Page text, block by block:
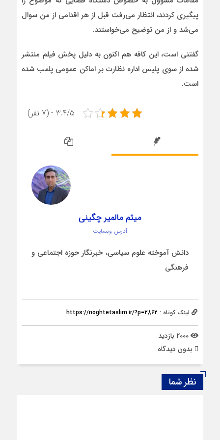
پیگیری کردند، انتظار می‌رفت قبل از هر اقدامی از من سوال
می‌شد و از من توضیح می‌خواستند.
گفتنی است، این کافه هم اکنون به دلیل پخش فیلم منتشر
شده از سوی پلیس اداره نظارت بر اماکن عمومی پلمب شده
است.
3.4/5 - (7 نفر)
میثم مالمیر چگینی
آدرس وبسایت
دانش آموخته علوم سیاسی، خبرنگار حوزه اجتماعی و
فرهنگی
لینک کوتاه : https://noghtetaslim.ir/?p=2862
بدون دیدگاه
نظر شما